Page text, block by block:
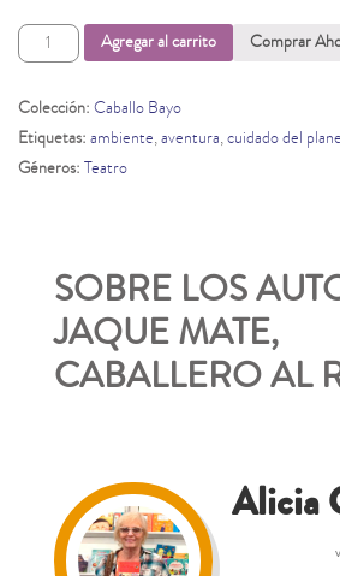
Jaque
mate,
al
rescate
cantidad
Agregar al carrito Comprar
Colección: Caballo Bayo
Etiquetas: ambiente,aventura,cuidado del
Géneros: Teatro
SOBRE LOS
JAQUE MATE,
CABALLERO AL
Alicia